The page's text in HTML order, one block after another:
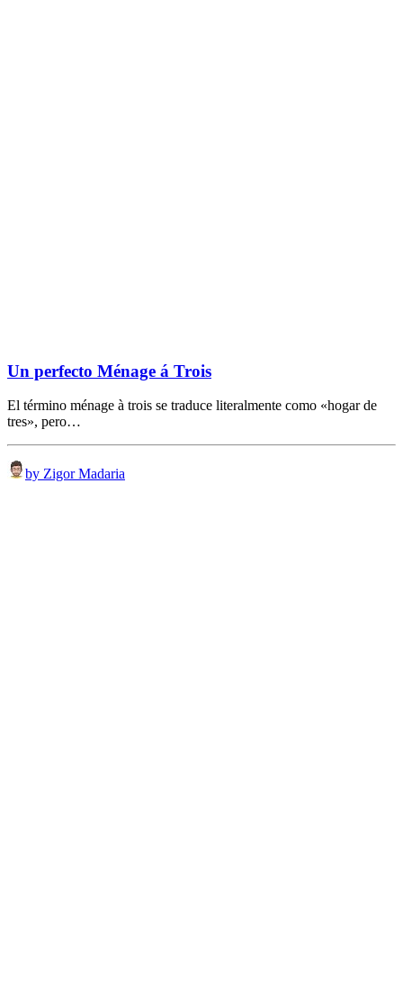
Un perfecto Ménage á Trois
El término ménage à trois se traduce literalmente como «hogar de
tres», pero…
by Zigor Madaria